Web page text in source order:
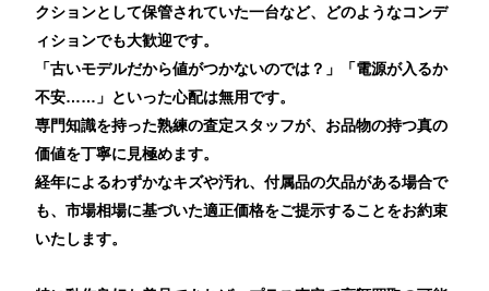
クションとして保管されていた一台など、どのようなコンデ
ィションでも大歓迎です。
「古いモデルだから値がつかないのでは？」「電源が入るか
不安……」といった心配は無用です。
専門知識を持った熟練の査定スタッフが、お品物の持つ真の
価値を丁寧に見極めます。
経年によるわずかなキズや汚れ、付属品の欠品がある場合で
も、市場相場に基づいた適正価格をご提示することをお約束
いたします。